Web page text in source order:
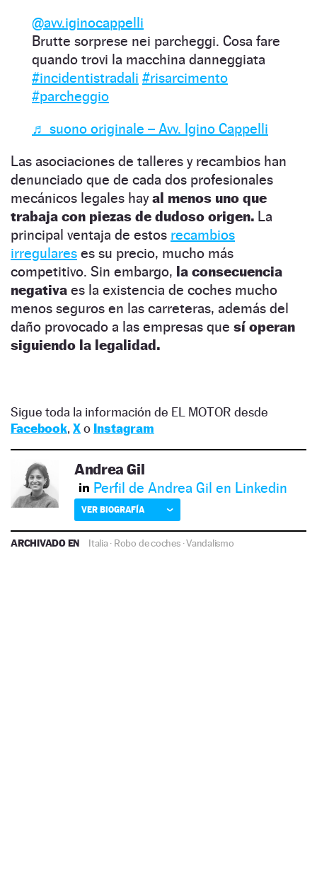
@avv.iginocappelli
Brutte sorprese nei parcheggi. Cosa fare
quando trovi la macchina danneggiata
#incidentistradali #risarcimento
#parcheggio
♬ suono originale – Avv. Igino Cappelli
Las asociaciones de talleres y recambios han
denunciado que de cada dos profesionales
mecánicos legales hayal menos uno que
trabaja con piezas de dudoso origen. La
principal ventaja de estos recambios
irregulares es su precio, mucho más
competitivo. Sin embargo, la consecuencia
negativa es la existencia de coches mucho
menos seguros en las carreteras, además del
daño provocado a las empresas que sí operan
siguiendo la legalidad.
Sigue toda la información de EL MOTOR desde
Facebook, Xo Instagram
Andrea Gil
Perfil de Andrea Gil en Linkedin
VER BIOGRAFÍA
ARCHIVADO EN Italia· Robo de coches·Vandalismo